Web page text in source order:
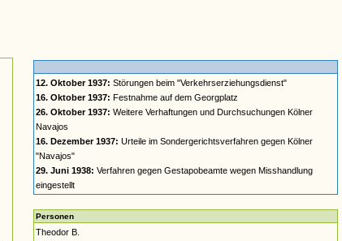
12. Oktober 1937: Störungen beim "Verkehrserziehungsdienst"
16. Oktober 1937: Festnahme auf dem Georgplatz
26. Oktober 1937: Weitere Verhaftungen und Durchsuchungen Kölner
Navajos
16. Dezember 1937: Urteile im Sondergerichtsverfahren gegen Kölner
"Navajos"
29. Juni 1938: Verfahren gegen Gestapobeamte wegen Misshandlung
eingestellt
Personen
Theodor B.